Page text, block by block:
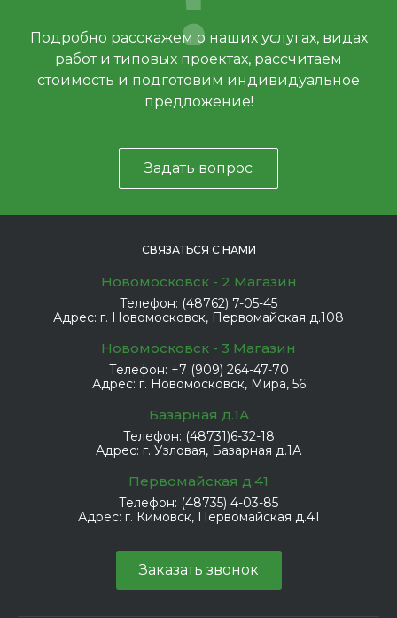
Подробно расскажем о наших услугах, видах
работ и типовых проектах, рассчитаем
стоимость и подготовим индивидуальное
предложение!
Задать вопрос
СВЯЗАТЬСЯ С НАМИ
Новомосковск - 2 Магазин
Телефон: (48762) 7-05-45
Адрес: г. Новомосковск, Первомайская д.108
Новомосковск - 3 Магазин
Телефон: +7 (909) 264-47-70
Адрес: г. Новомосковск, Мира, 56
Базарная д.1А
Телефон: (48731)6-32-18
Адрес: г. Узловая, Базарная д.1А
Первомайская д.41
Телефон: (48735) 4-03-85
Адрес: г. Кимовск, Первомайская д.41
Заказать звонок